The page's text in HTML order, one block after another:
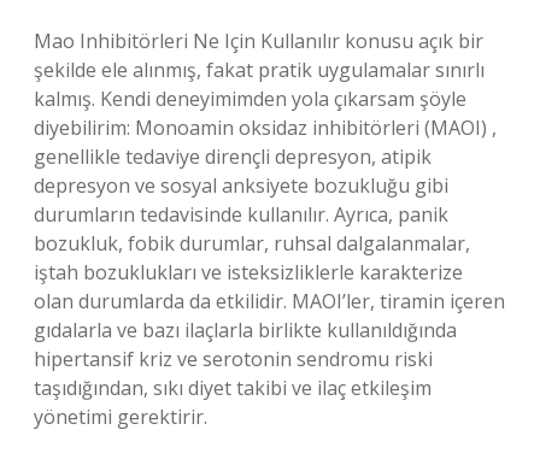
Mao Inhibitörleri Ne Için Kullanılır konusu açık bir
şekilde ele alınmış, fakat pratik uygulamalar sınırlı
kalmış. Kendi deneyimimden yola çıkarsam şöyle
diyebilirim: Monoamin oksidaz inhibitörleri (MAOI) ,
genellikle tedaviye dirençli depresyon, atipik
depresyon ve sosyal anksiyete bozukluğu gibi
durumların tedavisinde kullanılır. Ayrıca, panik
bozukluk, fobik durumlar, ruhsal dalgalanmalar,
iştah bozuklukları ve isteksizliklerle karakterize
olan durumlarda da etkilidir. MAOI’ler, tiramin içeren
gıdalarla ve bazı ilaçlarla birlikte kullanıldığında
hipertansif kriz ve serotonin sendromu riski
taşıdığından, sıkı diyet takibi ve ilaç etkileşim
yönetimi gerektirir.